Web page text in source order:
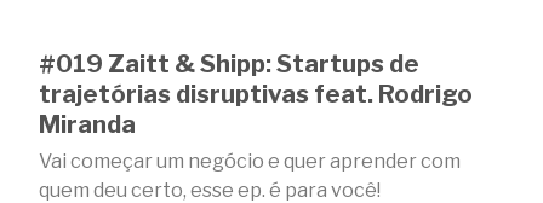
#019 Zaitt & Shipp: Startups de
trajetórias disruptivas feat. Rodrigo
Miranda
Vai começar um negócio e quer aprender com
quem deu certo, esse ep. é para você!